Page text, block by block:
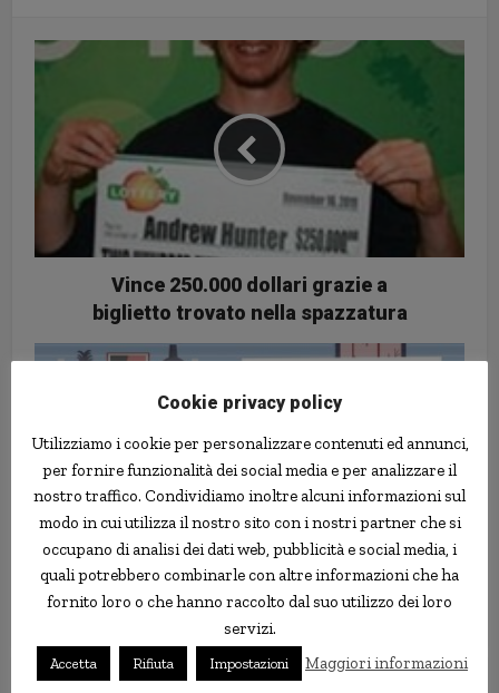
Vince 250.000 dollari grazie a
biglietto trovato nella spazzatura
Credito cooperativo: quali
2 commenti
Cookie privacy policy
Utilizziamo i cookie per personalizzare contenuti ed annunci,
per fornire funzionalità dei social media e per analizzare il
nostro traffico. Condividiamo inoltre alcuni informazioni sul
modo in cui utilizza il nostro sito con i nostri partner che si
occupano di analisi dei dati web, pubblicità e social media, i
quali potrebbero combinarle con altre informazioni che ha
fornito loro o che hanno raccolto dal suo utilizzo dei loro
servizi.
Accetta Rifiuta Impostazioni Maggiori informazioni